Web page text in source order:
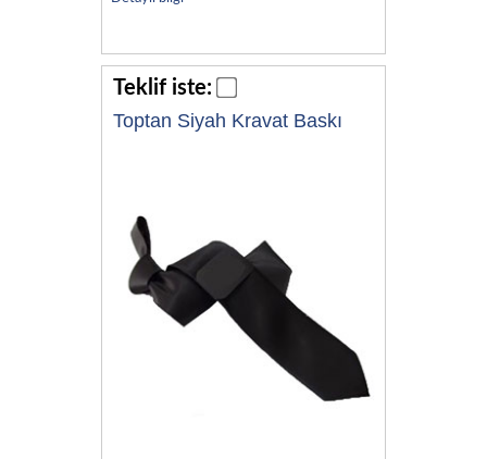
Teklif iste:
Toptan Siyah Kravat Baskı